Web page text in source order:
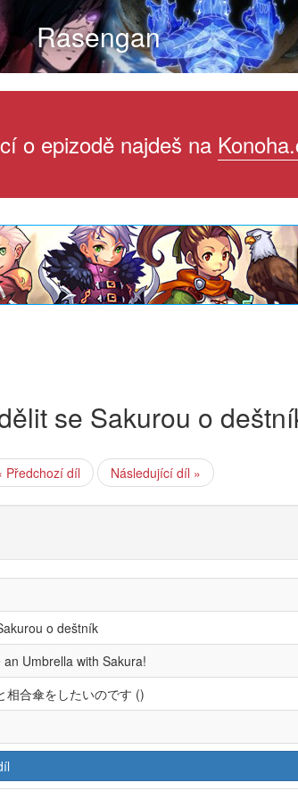
Rasengan
o epizodě najdeš na
se Sakurou o
Předchozí díl Následující díl »
o deštník
Umbrella with Sakura!
相合傘をしたいのです ()